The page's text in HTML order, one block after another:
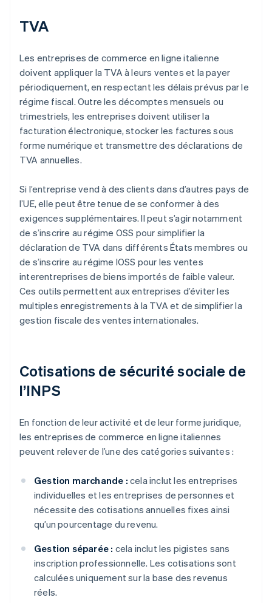
TVA
Les entreprises de commerce en ligne italienne
doivent appliquer la TVA à leurs ventes et la payer
périodiquement, en respectant les délais prévus par le
régime fiscal. Outre les décomptes mensuels ou
trimestriels, les entreprises doivent utiliser la
facturation électronique, stocker les factures sous
forme numérique et transmettre des déclarations de
TVA annuelles.
Si l’entreprise vend à des clients dans d’autres pays de
l’UE, elle peut être tenue de se conformer à des
exigences supplémentaires. Il peut s’agir notamment
de s’inscrire au régime OSS pour simplifier la
déclaration de TVA dans différents États membres ou
de s’inscrire au régime IOSS pour les ventes
interentreprises de biens importés de faible valeur.
Ces outils permettent aux entreprises d’éviter les
multiples enregistrements à la TVA et de simplifier la
gestion fiscale des ventes internationales.
Cotisations de sécurité sociale de
l’INPS
En fonction de leur activité et de leur forme juridique,
les entreprises de commerce en ligne italiennes
peuvent relever de l’une des catégories suivantes :
Gestion marchande : cela inclut les entreprises
individuelles et les entreprises de personnes et
nécessite des cotisations annuelles fixes ainsi
qu’un pourcentage du revenu.
Gestion séparée : cela inclut les pigistes sans
inscription professionnelle. Les cotisations sont
calculées uniquement sur la base des revenus
réels.